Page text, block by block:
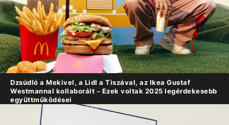
Dzsúdló a Mekivel, a Lidl a Tiszával, az Ikea Gustaf
Westmannal kollaborált – Ezek voltak 2025 legérdekesebb
együttműködései